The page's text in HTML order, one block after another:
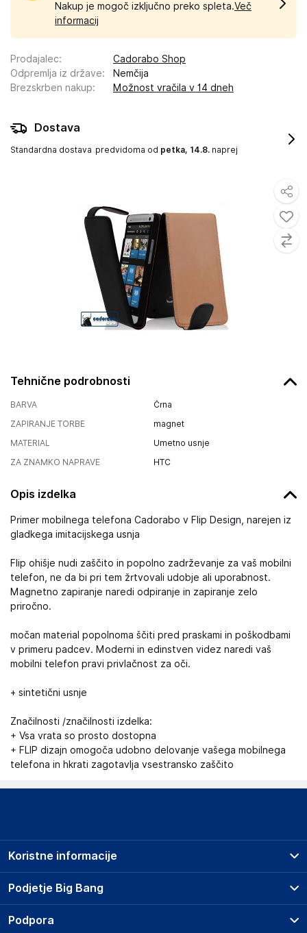
Tehnične podrobnosti
BARVA
Črna
ZAPIRANJE TORBE
magnet
MATERIAL
Umetno usnje
ZA ZNAMKO NAPRAVE
HTC
Opis izdelka
Primer mobilnega telefona Cadorabo v Flip Design, narejen iz
gladkega imitacijskega usnja
Flip ohišje nudi zaščito in popolno zadrževanje za vaš mobilni
telefon, ne da bi pri tem žrtvovali udobje ali uporabnost.
Magnetno zapiranje naredi odpiranje in zapiranje zelo
priročno.
močan material popolnoma ščiti pred praskami in poškodbami
v primeru padcev. Moderni in edinstven videz naredi vaš
mobilni telefon pravi privlačnost za oči.
+ sintetični usnje
Značilnosti /značilnosti izdelka:
+ Vsa vrata so prosto dostopna
+ FLIP dizajn omogoča udobno delovanje vašega mobilnega
telefona in hkrati zagotavlja vsestransko zaščito
Nakup je mogoč izključno preko spleta.Več
informacij
Prodajalec:
Cadorabo Shop
Odpremlja iz države:
Nemčija
Brezskrben nakup: Možnost vračila v 14 dneh
Dostava
Standardna dostava predvidoma od petka, 14.8. naprej
Podjetje Big Bang
O podjetju
Koristne informacije
Prodajna mesta
Storitve
Podpora